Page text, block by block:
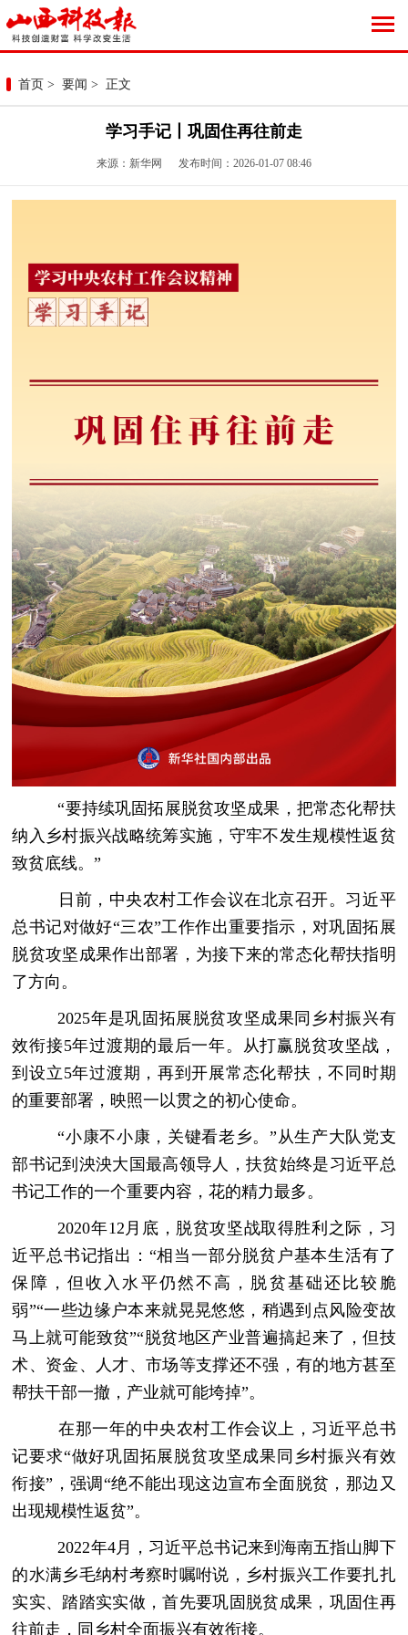
首页 > 要闻 > 正文
学习手记丨巩固住再往前走
来源：新华网 发布时间：2026-01-07 08:46
“要持续巩固拓展脱贫攻坚成果，把常态化帮扶
纳入乡村振兴战略统筹实施，守牢不发生规模性返贫
致贫底线。”
日前，中央农村工作会议在北京召开。习近平
总书记对做好“三农”工作作出重要指示，对巩固拓展
脱贫攻坚成果作出部署，为接下来的常态化帮扶指明
了方向。
2025年是巩固拓展脱贫攻坚成果同乡村振兴有
效衔接5年过渡期的最后一年。从打赢脱贫攻坚战，
到设立5年过渡期，再到开展常态化帮扶，不同时期
的重要部署，映照一以贯之的初心使命。
“小康不小康，关键看老乡。”从生产大队党支
部书记到泱泱大国最高领导人，扶贫始终是习近平总
书记工作的一个重要内容，花的精力最多。
2020年12月底，脱贫攻坚战取得胜利之际，习
近平总书记指出：“相当一部分脱贫户基本生活有了
保障，但收入水平仍然不高，脱贫基础还比较脆
弱”“一些边缘户本来就晃晃悠悠，稍遇到点风险变故
马上就可能致贫”“脱贫地区产业普遍搞起来了，但技
术、资金、人才、市场等支撑还不强，有的地方甚至
帮扶干部一撤，产业就可能垮掉”。
在那一年的中央农村工作会议上，习近平总书
记要求“做好巩固拓展脱贫攻坚成果同乡村振兴有效
衔接”，强调“绝不能出现这边宣布全面脱贫，那边又
出现规模性返贫”。
2022年4月，习近平总书记来到海南五指山脚下
的水满乡毛纳村考察时嘱咐说，乡村振兴工作要扎扎
实实、踏踏实实做，首先要巩固脱贫成果，巩固住再
往前走，同乡村全面振兴有效衔接。